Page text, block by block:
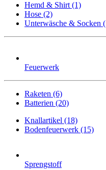
Hemd & Shirt (1)
Hose (2)
Unterwäsche & Socken
Feuerwerk
Raketen (6)
Batterien (20)
Knallartikel (18)
Bodenfeuerwerk (15)
Sprengstoff